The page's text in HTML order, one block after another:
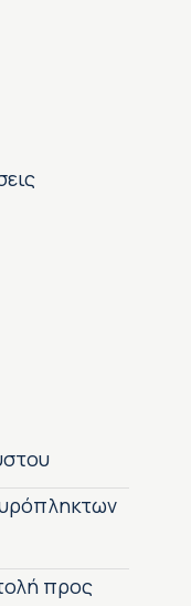
προς